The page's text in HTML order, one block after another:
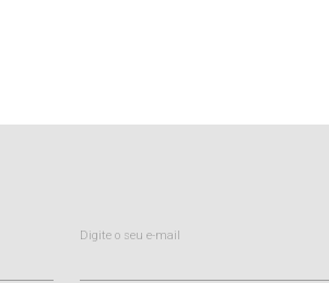
Digite o seu e-mail